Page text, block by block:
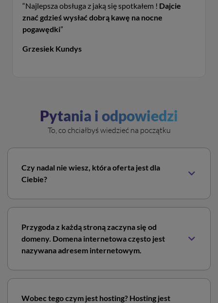
“Najlepsza obsługa z jaką się spotkałem ! Dajcie
znać gdzieś wysłać dobrą kawę na nocne
pogawędki”
Grzesiek Kundys
Pytania i odpowiedzi
To, co chciałbyś wiedzieć na początku
Czy nadal nie wiesz, która oferta jest dla
Ciebie?
Klienta, które postara się wszystko dokładnie
wytłumaczyć. Jeśli jednak wolisz samemu dowiedzieć
się więcej, poniżej znajdziesz opis czym jest hosting,
domena.
Przygoda z każdą stroną zaczyna się od
domeny. Domena internetowa często jest
nazywana adresem internetowym.
błąd. Domena jest unikatowym wskaźnikiem, który
Wobec tego czym jest hosting? Hosting jest